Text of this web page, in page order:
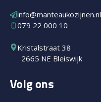
info@manteaukozijnen.nl
079 22 000 10
Kristalstraat 38
2665 NE Bleiswijk
Volg ons